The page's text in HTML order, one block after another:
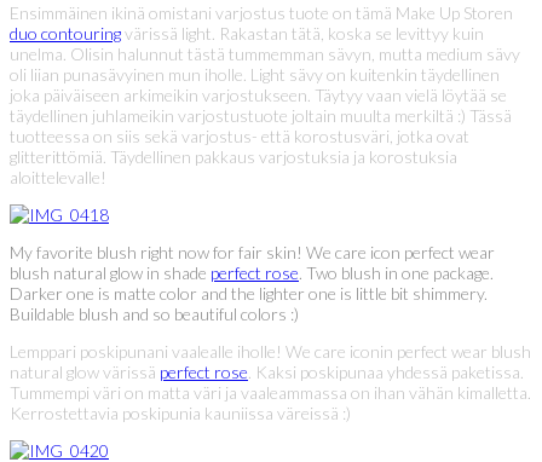
Ensimmäinen ikinä omistani varjostus tuote on tämä Make Up Storen
duo contouringvärissä light. Rakastan tätä, koska se levittyy kuin
unelma. Olisin halunnut tästä tummemman sävyn, mutta medium sävy
oli liian punasävyinen mun iholle. Light sävy on kuitenkin täydellinen
joka päiväiseen arkimeikin varjostukseen. Täytyy vaan vielä löytää se
täydellinen juhlameikin varjostustuote joltain muulta merkiltä :) Tässä
tuotteessa on siis sekä varjostus- että korostusväri, jotka ovat
glitterittömiä. Täydellinen pakkaus varjostuksia ja korostuksia
aloittelevalle!
My favorite blush right now for fair skin! We care icon perfect wear
blush natural glow in shade perfect rose. Two blush in one package.
Darker one is matte color and the lighter one is little bit shimmery.
Buildable blush and so beautiful colors :)
Lemppari poskipunani vaalealle iholle! We care iconin perfect wear blush
natural glow värissä perfect rose . Kaksi poskipunaa yhdessä paketissa.
Tummempi väri on matta väri ja vaaleammassa on ihan vähän kimalletta.
Kerrostettavia poskipunia kauniissa väreissä :)